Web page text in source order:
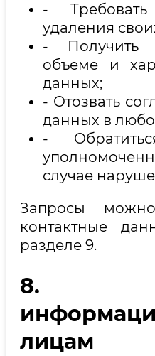
-
удаления
- Получить
объеме и
данных;
- Отозвать
данных в
-
случае
Запросы
контактные
разделе 9.
8.
лицам